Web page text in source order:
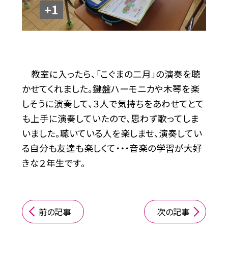
+1
教室に入ったら、「こぐまの二月」の演奏を聴
かせてくれました。鍵盤ハーモニカや木琴を楽
しそうに演奏して、３人で気持ちをあわせてとて
も上手に演奏していたので、思わず歌ってしま
いました。聴いている人を楽しませ、演奏してい
る自分も友達も楽しくて・・・音楽の学習が大好
きな２年生です。
前の記事 次の記事